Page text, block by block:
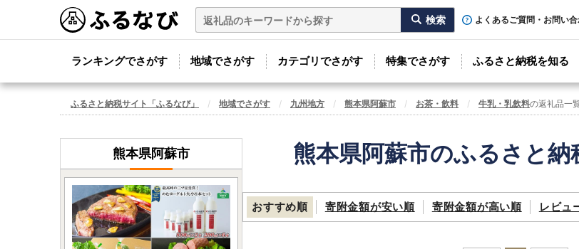
よくあるご質問・お問い
ランキングでさがす 地域でさがす カテゴリでさがす 特集でさがす ふるさと納税を知る
ふるさと納税サイト「ふるなび」 地域でさがす 九州地方 熊本県阿蘇市 お茶・飲料 牛乳・乳飲料の返礼品一
熊本県阿蘇市のふるさと
おすすめ順 寄附金額が安い順 寄附金額が高い順 レビュ
熊本県阿蘇市